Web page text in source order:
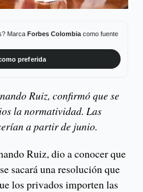
Marca Forbes Colombiacomo fuente
preferida
Ruiz, confirmó que se
la normatividad. Las
a partir de junio.
Ruiz, dio a conocer que
sacará una resolución que
los privados importen las